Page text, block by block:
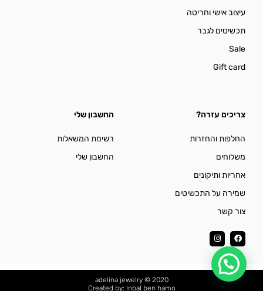
עיצוב אישי וחריטה
תכשיטים לגבר
Sale
Gift card
צריכים עזרה?
החלפות והחזרות
משלוחים
אחריות ותיקונים
שמירה על התכשיטים
צור קשר
F
a
c
e
b
o
o
I
n
s
g
r
החשבון שלי
רשימת המשאלות
החשבון שלי
Created by: Inbal ben hamo
adelina jewelry © 2020